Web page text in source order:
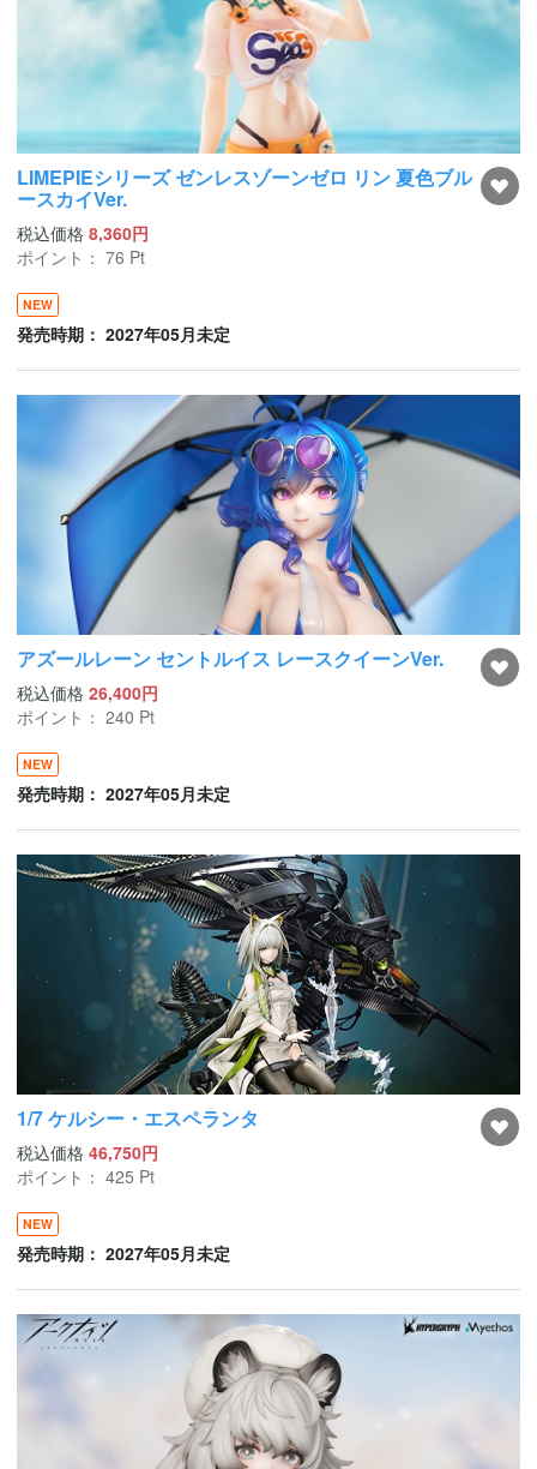
LIMEPIEシリーズ ゼンレスゾーンゼロ リン 夏色ブル
ースカイVer.
税込価格 8,360円
ポイント： 76 Pt
NEW
発売時期： 2027年05月未定
アズールレーン セントルイス レースクイーンVer.
税込価格 26,400円
ポイント： 240 Pt
NEW
発売時期： 2027年05月未定
1/7 ケルシー・エスペランタ
税込価格 46,750円
ポイント： 425 Pt
NEW
発売時期： 2027年05月未定